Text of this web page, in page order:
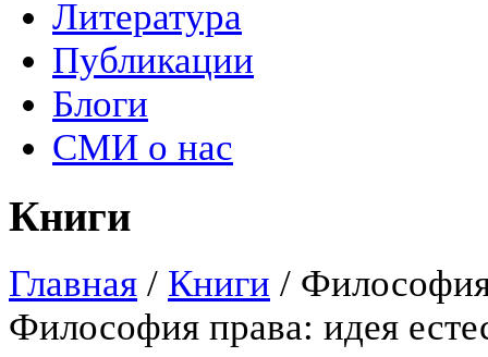
Литература
Публикации
Блоги
СМИ о нас
Книги
Главная / Книги / Философия
Философия права: идея